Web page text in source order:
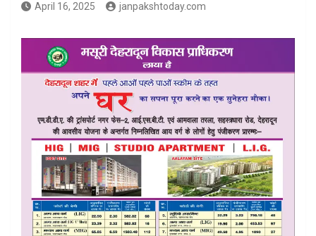
April 16, 2025 janpakshtoday.com